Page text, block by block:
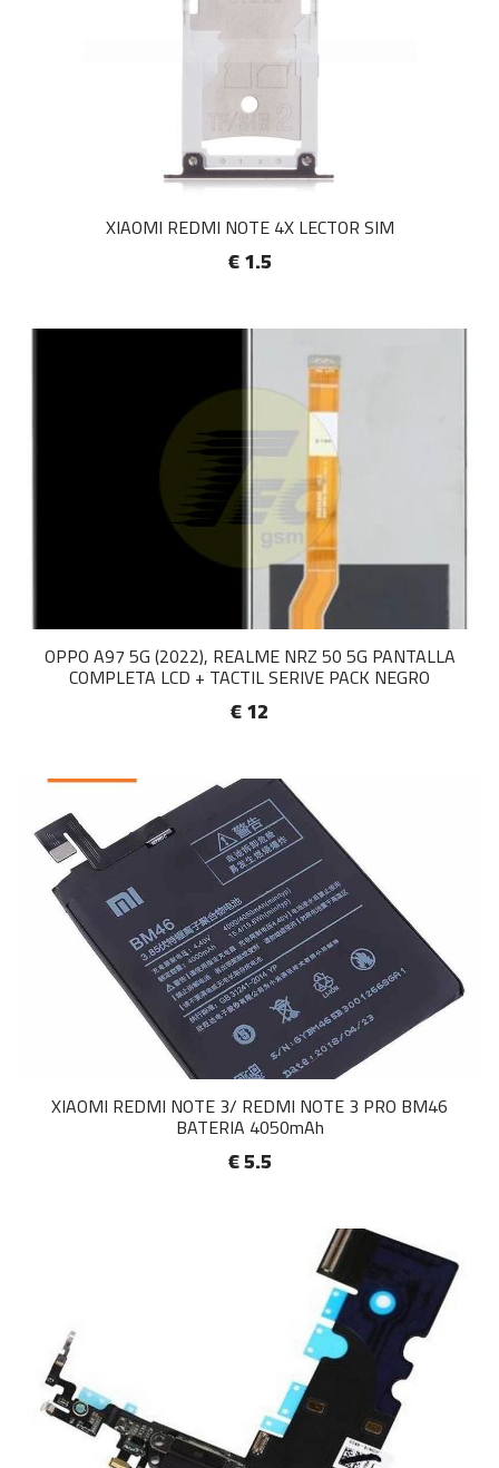
XIAOMI REDMI NOTE 4X LECTOR SIM
€ 1.5
OPPO A97 5G (2022), REALME NRZ 50 5G PANTALLA
COMPLETA LCD + TACTIL SERIVE PACK NEGRO
€ 12
XIAOMI REDMI NOTE 3/ REDMI NOTE 3 PRO BM46
BATERIA 4050mAh
€ 5.5